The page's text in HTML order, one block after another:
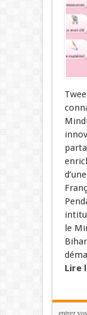
le
Lire